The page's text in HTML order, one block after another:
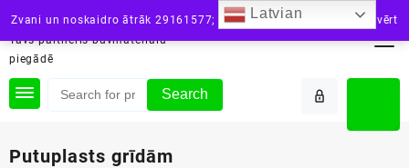
Zvani un noskaidro ātrāk 29161577; vai raksti: info@siltini.lvAizvērt
content
siltini.lv
Tavs partneris būvmateriālu
piegādē
Search
Putuplasts grīdām
Latvian